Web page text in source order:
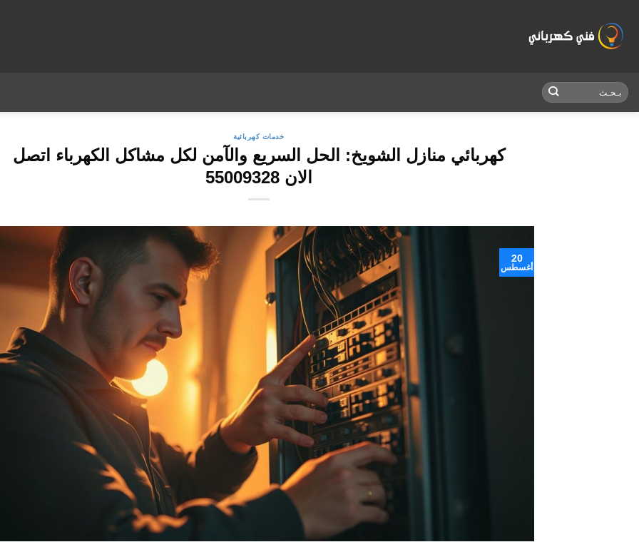
content
خدمات كهربائية
كهربائي منازل الشويخ: الحل السريع والآمن لكل مشاكل الكهرباء اتصل
الان 55009328
20
أغسطس